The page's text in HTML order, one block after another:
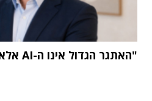
"האתגר הגדול אינו ה-AI אלא הטמעתה בארגון"